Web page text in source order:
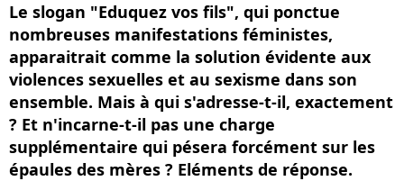
Le slogan "Eduquez vos fils", qui ponctue
nombreuses manifestations féministes,
apparaitrait comme la solution évidente aux
violences sexuelles et au sexisme dans son
ensemble. Mais à qui s'adresse-t-il, exactement
? Et n'incarne-t-il pas une charge
supplémentaire qui pésera forcément sur les
épaules des mères ? Eléments de réponse.